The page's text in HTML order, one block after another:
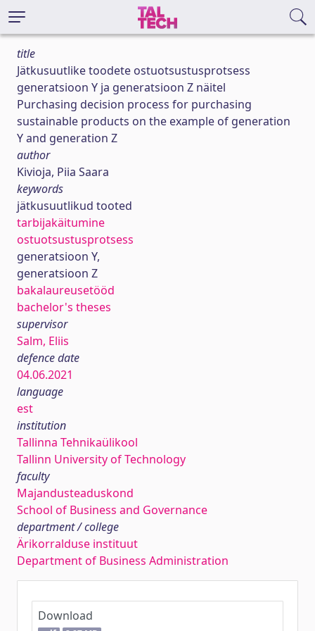
title
Jätkusuutlike toodete ostuotsustusprotsess
generatsioon Y ja generatsioon Z näitel
Purchasing decision process for purchasing
sustainable products on the example of generation
Y and generation Z
author
Kivioja, Piia Saara
keywords
jätkusuutlikud tooted
tarbijakäitumine
ostuotsustusprotsess
generatsioon Y,
generatsioon Z
bakalaureusetööd
bachelor's theses
supervisor
Salm, Eliis
defence date
04.06.2021
language
est
institution
Tallinna Tehnikaülikool
Tallinn University of Technology
faculty
Majandusteaduskond
School of Business and Governance
department / college
Ärikorralduse instituut
Department of Business Administration
Download